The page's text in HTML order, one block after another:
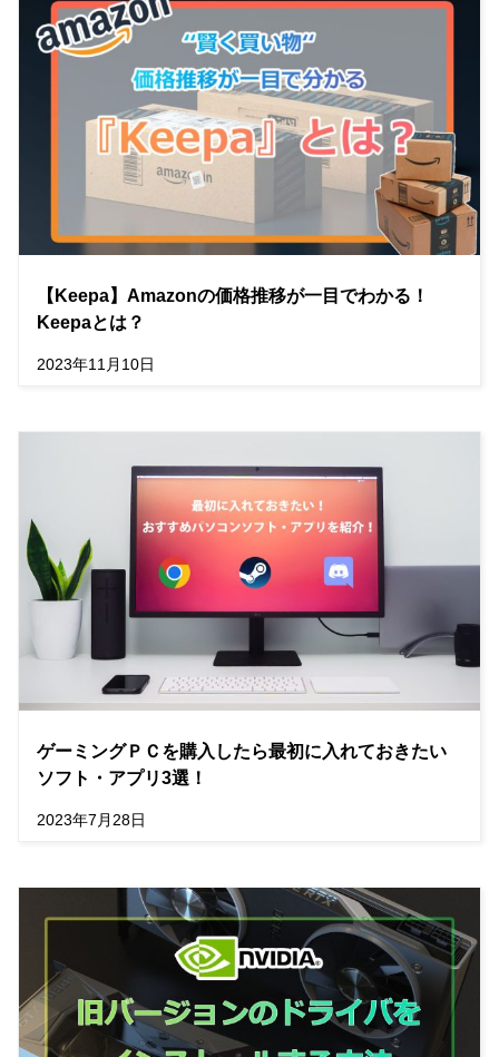
【Keepa】Amazonの価格推移が一目でわかる！
Keepaとは？
2023年11月10日
ゲーミングＰＣを購入したら最初に入れておきたい
ソフト・アプリ3選！
2023年7月28日